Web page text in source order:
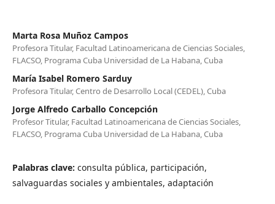
Marta Rosa Muñoz Campos
Profesora Titular, Facultad Latinoamericana de Ciencias Sociales,
FLACSO, Programa Cuba Universidad de La Habana, Cuba
María Isabel Romero Sarduy
Profesora Titular, Centro de Desarrollo Local (CEDEL), Cuba
Jorge Alfredo Carballo Concepción
Profesor Titular, Facultad Latinoamericana de Ciencias Sociales,
FLACSO, Programa Cuba Universidad de La Habana, Cuba
Palabras clave: consulta pública, participación,
salvaguardas sociales y ambientales, adaptación